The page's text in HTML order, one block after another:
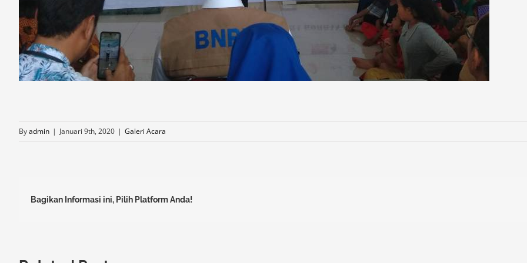
Byadmin | Januari 9th, 2020 | Galeri Acara
Bagikan Informasi ini, Pilih Platform Anda!